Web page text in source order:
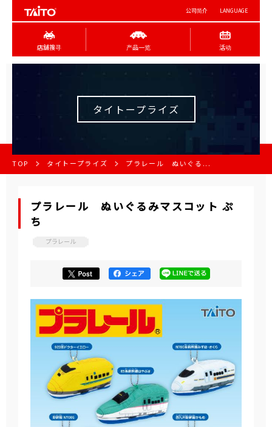
公司简介 LANGUAGE
店舖搜寻 产品一览 活动
タイトープライズ
TOP タイトープライズ プラレール ぬいぐる...
プラレール ぬいぐるみマスコット ぷ
ち
プラレール